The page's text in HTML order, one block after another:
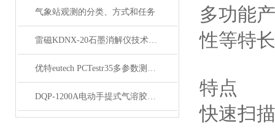
气象站观测的分类、方式和任务
雷磁KDNX-20石墨消解仪技术参数
优特eutech PCTestr35多参数测试笔
DQP-1200A电动手提式气溶胶喷雾器
多功能
性等特
特点
快速扫